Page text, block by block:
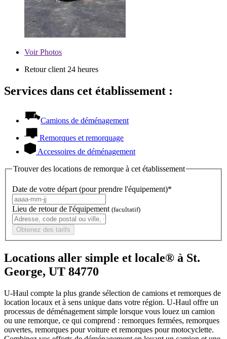
VoirPhotos
Retour client 24 heures
Services dans cet établissement :
Camions de déménagement
Remorques et remorquage
Accessoires de déménagement
Trouver des locations de remorque à cet établissement
Date de votre départ (pour prendre l'équipement)*
Lieu de retour de l'équipement (facultatif)
Obtenez des tarifs
Locations aller simple et locale® à St.
George, UT 84770
U-Haul compte la plus grande sélection de camions et remorques de
location locaux et à sens unique dans votre région. U-Haul offre un
processus de déménagement simple lorsque vous louez un camion
ou une remorque, ce qui comprend : remorques fermées, remorques
ouvertes, remorques pour voiture et remorques pour motocyclette.